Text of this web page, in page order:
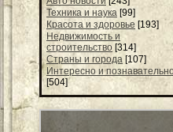
Техника и наука [99]
Красота и здоровье [193]
Недвижимость и
строительство [314]
Страны и города [107]
Интересно и
[504]